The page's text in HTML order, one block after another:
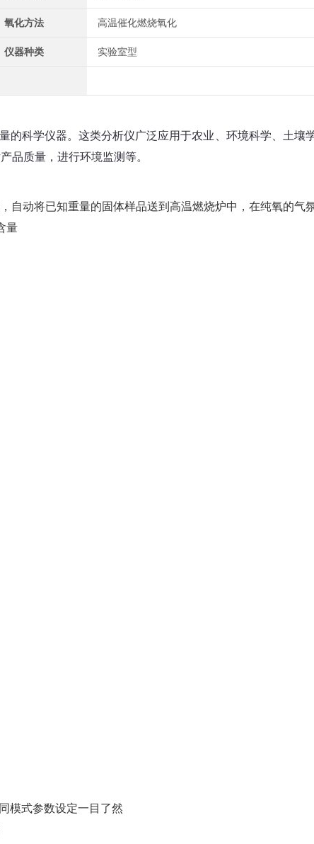
氧化方法 高温催化燃烧氧化
仪器种类 实验室型
的科学仪器。这类分析仪广泛应用于农业、环境科学、土壤
品质量，进行环境监测等。
自动将已知重量的固体样品送到高温燃烧炉中，在纯氧的气
量
模式参数设定一目了然